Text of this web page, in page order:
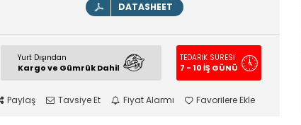
DATASHEET
Yurt Dışından
Kargo ve Gümrük Dahil
TEDARİK SÜRESİ
7 - 10 İŞ GÜNÜ
Paylaş Tavsiye Et Fiyat Alarmı Favorilere Ekle